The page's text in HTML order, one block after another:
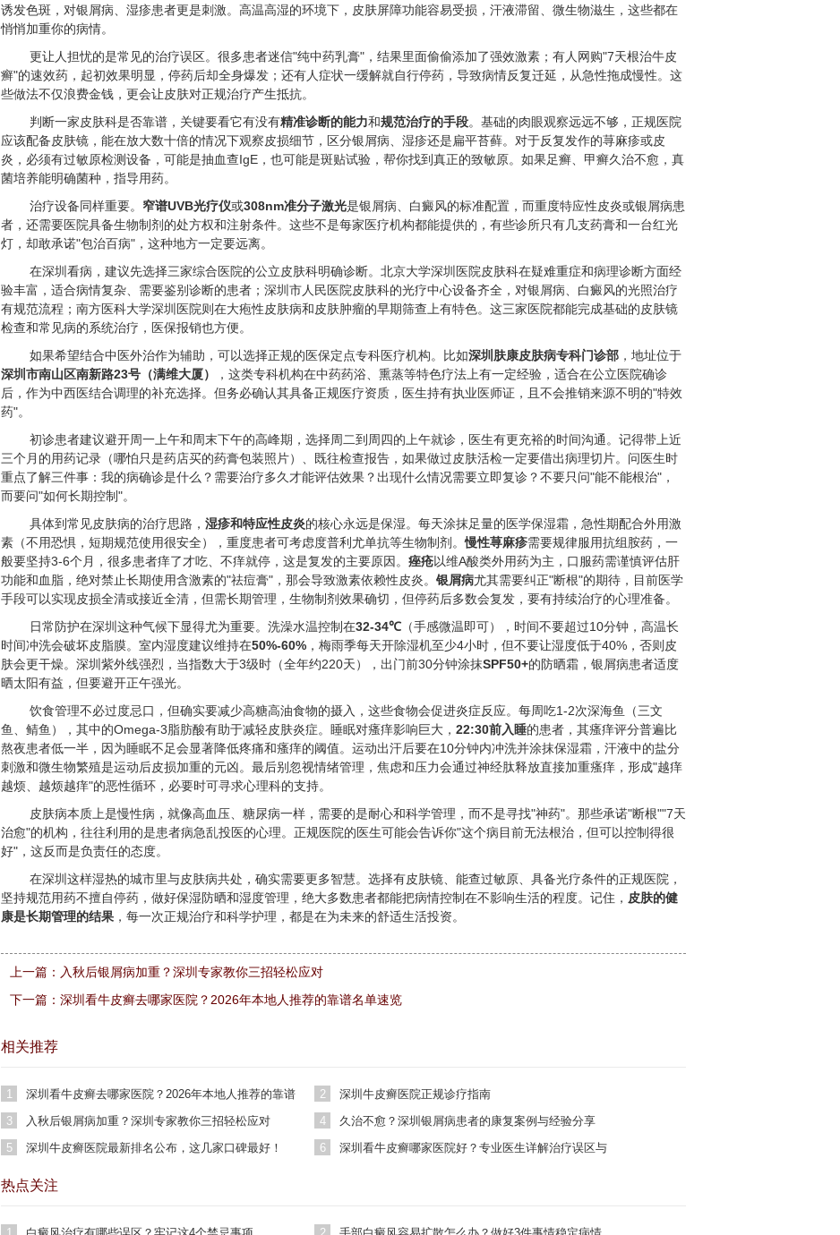
诱发色斑，对银屑病、湿疹患者更是刺激。高温高湿的环境下，皮肤屏障功能容易受损，汗液滞留、微生物滋生，这些都在
悄悄加重你的病情。
更让人担忧的是常见的治疗误区。很多患者迷信"纯中药乳膏"，结果里面偷偷添加了强效激素；有人网购"7天根治牛皮
癣"的速效药，起初效果明显，停药后却全身爆发；还有人症状一缓解就自行停药，导致病情反复迁延，从急性拖成慢性。这
些做法不仅浪费金钱，更会让皮肤对正规治疗产生抵抗。
判断一家皮肤科是否靠谱，关键要看它有没有精准诊断的能力和规范治疗的手段。基础的肉眼观察远远不够，正规医院
应该配备皮肤镜，能在放大数十倍的情况下观察皮损细节，区分银屑病、湿疹还是扁平苔藓。对于反复发作的荨麻疹或皮
炎，必须有过敏原检测设备，可能是抽血查IgE，也可能是斑贴试验，帮你找到真正的致敏原。如果足癣、甲癣久治不愈，真
菌培养能明确菌种，指导用药。
治疗设备同样重要。 窄谱UVB光疗仪或308nm准分子激光是银屑病、白癜风的标准配置，而重度特应性皮炎或银屑病患
者，还需要医院具备生物制剂的处方权和注射条件。这些不是每家医疗机构都能提供的，有些诊所只有几支药膏和一台红光
灯，却敢承诺"包治百病"，这种地方一定要远离。
在深圳看病，建议先选择三家综合医院的公立皮肤科明确诊断。北京大学深圳医院皮肤科在疑难重症和病理诊断方面经
验丰富，适合病情复杂、需要鉴别诊断的患者；深圳市人民医院皮肤科的光疗中心设备齐全，对银屑病、白癜风的光照治疗
有规范流程；南方医科大学深圳医院则在大疱性皮肤病和皮肤肿瘤的早期筛查上有特色。这三家医院都能完成基础的皮肤镜
检查和常见病的系统治疗，医保报销也方便。
如果希望结合中医外治作为辅助，可以选择正规的医保定点专科医疗机构。比如深圳肤康皮肤病专科门诊部 ，地址位于
深圳市南山区南新路23号（满维大厦）
，这类专科机构在中药药浴、熏蒸等特色疗法上有一定经验，适合在公立医院确诊
后，作为中西医结合调理的补充选择。但务必确认其具备正规医疗资质，医生持有执业医师证，且不会推销来源不明的"特效
药"。
初诊患者建议避开周一上午和周末下午的高峰期，选择周二到周四的上午就诊，医生有更充裕的时间沟通。记得带上近
三个月的用药记录（哪怕只是药店买的药膏包装照片）、既往检查报告，如果做过皮肤活检一定要借出病理切片。问医生时
重点了解三件事：我的病确诊是什么？需要治疗多久才能评估效果？出现什么情况需要立即复诊？不要只问"能不能根治"，
而要问"如何长期控制"。
具体到常见皮肤病的治疗思路， 湿疹和特应性皮炎的核心永远是保湿。每天涂抹足量的医学保湿霜，急性期配合外用激
素（不用恐惧，短期规范使用很安全），重度患者可考虑度普利尤单抗等生物制剂。慢性荨麻疹需要规律服用抗组胺药，一
般要坚持3-6个月，很多患者痒了才吃、不痒就停，这是复发的主要原因。 痤疮以维A酸类外用药为主，口服药需谨慎评估肝
功能和血脂，绝对禁止长期使用含激素的"祛痘膏"，那会导致激素依赖性皮炎。 银屑病尤其需要纠正"断根"的期待，目前医学
手段可以实现皮损全清或接近全清，但需长期管理，生物制剂效果确切，但停药后多数会复发，要有持续治疗的心理准备。
日常防护在深圳这种气候下显得尤为重要。洗澡水温控制在32-34℃ （手感微温即可），时间不要超过10分钟，高温长
时间冲洗会破坏皮脂膜。室内湿度建议维持在50%-60% ，梅雨季每天开除湿机至少4小时，但不要让湿度低于40%，否则皮
肤会更干燥。深圳紫外线强烈，当指数大于3级时（全年约220天），出门前30分钟涂抹SPF50+的防晒霜，银屑病患者适度
晒太阳有益，但要避开正午强光。
饮食管理不必过度忌口，但确实要减少高糖高油食物的摄入，这些食物会促进炎症反应。每周吃1-2次深海鱼（三文
鱼、鲭鱼），其中的Omega-3脂肪酸有助于减轻皮肤炎症。睡眠对瘙痒影响巨大， 22:30前入睡的患者，其瘙痒评分普遍比
熬夜患者低一半，因为睡眠不足会显著降低疼痛和瘙痒的阈值。运动出汗后要在10分钟内冲洗并涂抹保湿霜，汗液中的盐分
刺激和微生物繁殖是运动后皮损加重的元凶。最后别忽视情绪管理，焦虑和压力会通过神经肽释放直接加重瘙痒，形成"越痒
越烦、越烦越痒"的恶性循环，必要时可寻求心理科的支持。
皮肤病本质上是慢性病，就像高血压、糖尿病一样，需要的是耐心和科学管理，而不是寻找"神药"。那些承诺"断根""7天
治愈"的机构，往往利用的是患者病急乱投医的心理。正规医院的医生可能会告诉你"这个病目前无法根治，但可以控制得很
好"，这反而是负责任的态度。
在深圳这样湿热的城市里与皮肤病共处，确实需要更多智慧。选择有皮肤镜、能查过敏原、具备光疗条件的正规医院，
坚持规范用药不擅自停药，做好保湿防晒和湿度管理，绝大多数患者都能把病情控制在不影响生活的程度。记住， 皮肤的健
康是长期管理的结果 ，每一次正规治疗和科学护理，都是在为未来的舒适生活投资。
上一篇： 入秋后银屑病加重？深圳专家教你三招轻松应对
下一篇： 深圳看牛皮癣去哪家医院？2026年本地人推荐的靠谱名单速览
相关推荐
1
深圳看牛皮癣去哪家医院？2026年本地人推荐的靠谱
名单速览
2
深圳牛皮癣医院正规诊疗指南
3
入秋后银屑病加重？深圳专家教你三招轻松应对 4
久治不愈？深圳银屑病患者的康复案例与经验分享
5
深圳牛皮癣医院最新排名公布，这几家口碑最好！ 6
深圳看牛皮癣哪家医院好？专业医生详解治疗误区与
热点关注